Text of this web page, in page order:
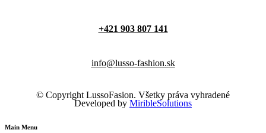
+421 903 807 141
info@lusso-fashion.sk
© Copyright LussoFasion. Všetky práva vyhradené
Developed by MiribleSolutions
Main Menu